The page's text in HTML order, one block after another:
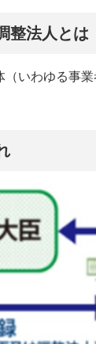
整法人とは
（いわゆる事